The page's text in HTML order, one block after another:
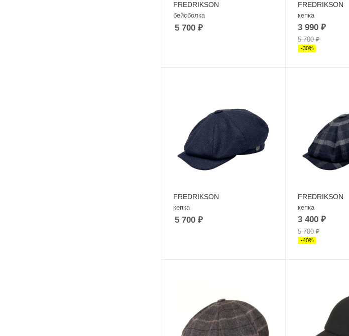
FREDRIKSON
бейсболка
5 700 ₽
FREDRIKSON
кепка
3 990 ₽
5 700₽
-30%
FREDRIKSON
кепка
5 700 ₽
FREDRIKSON
кепка
3 400 ₽
5 700₽
-40%